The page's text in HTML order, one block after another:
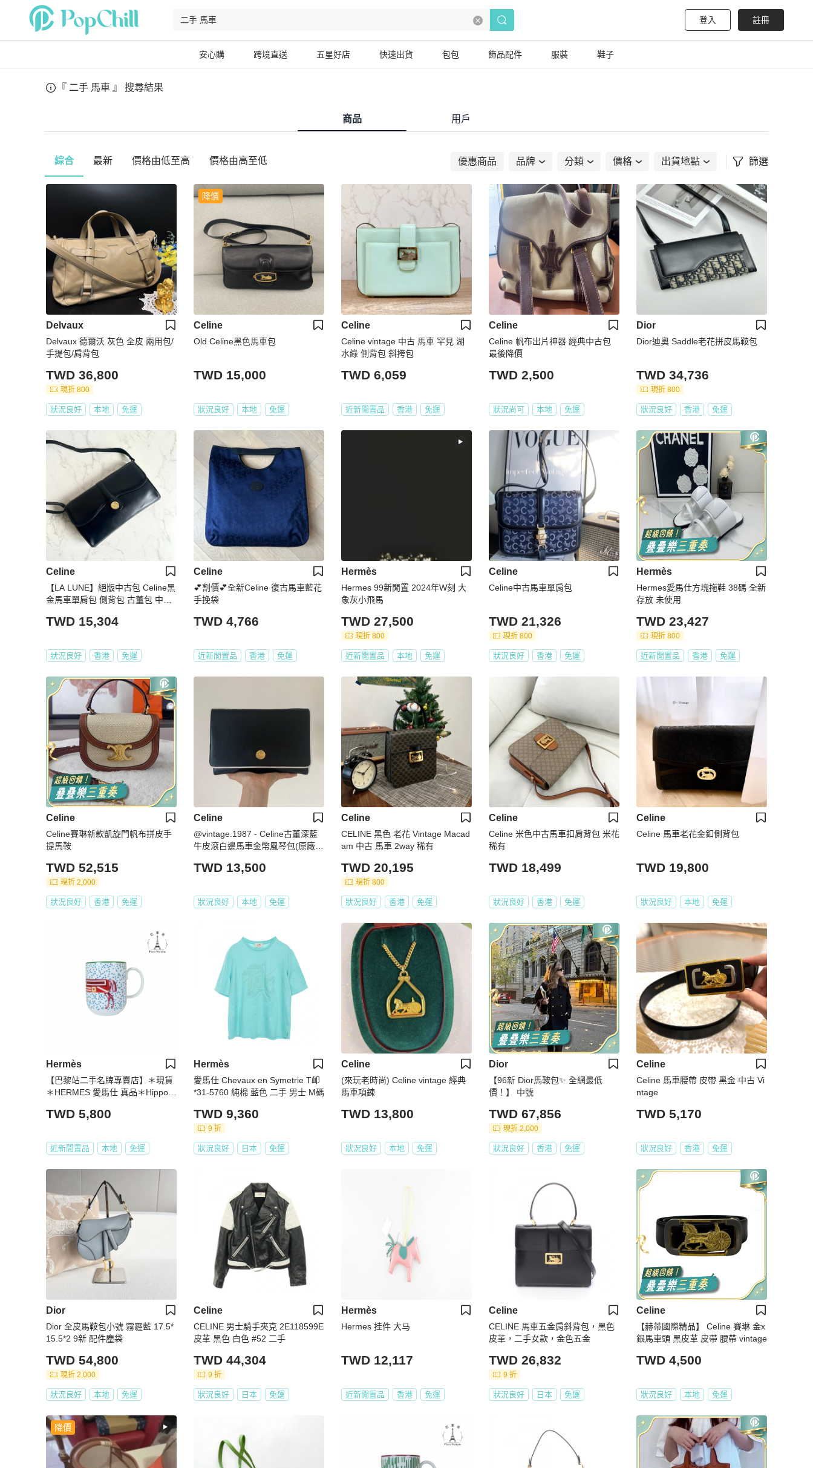
登入 註冊
安心購 跨境直送 五星好店 快速出貨 包包 飾品配件 服裝 鞋子
『 二手 馬車 』 搜尋結果
商品 用戶
綜合 最新 價格由低至高 價格由高至低 優惠商品 品牌 分類 價格 出貨地點 篩選
Delvaux
Delvaux 德爾沃 灰色 全皮 兩用包/
手提包/肩背包
TWD 36,800
現折 800
狀況良好 本地 免運
降價
Celine
Old Celine黑色馬車包
TWD 15,000
狀況良好 本地 免運
Celine
Celine vintage 中古 馬車 罕見 湖
水綠 側背包 斜挎包
TWD 6,059
近新閒置品 香港 免運
Celine
Celine 帆布出片神器 經典中古包
最後降價
TWD 2,500
狀況尚可 本地 免運
Dior
Dior迪奧 Saddle老花拼皮馬鞍包
TWD 34,736
現折 800
狀況良好 香港 免運
Celine
【LA LUNE】絕版中古包 Celine黑
金馬車單肩包 側背包 古董包 中古
TWD 15,304
狀況良好 香港 免運
Celine
💕割價💕全新Celine 復古馬車藍花
手挽袋
TWD 4,766
近新閒置品 香港 免運
Hermès
Hermes 99新閒置 2024年W刻 大
象灰小飛馬
TWD 27,500
現折 800
近新閒置品 本地 免運
Celine
Celine中古馬車單肩包
TWD 21,326
現折 800
狀況良好 香港 免運
Hermès
Hermes愛馬仕方塊拖鞋 38碼 全新
存放 未使用
TWD 23,427
現折 800
近新閒置品 香港 免運
Celine
Celine賽琳新款凱旋門帆布拼皮手
提馬鞍
TWD 52,515
現折 2,000
狀況良好 香港 免運
Celine
@vintage.1987 - Celine古董深藍
牛皮滾白邊馬車金幣風琴包(原廠塵
TWD 13,500
狀況良好 本地 免運
Celine
CELINE 黑色 老花 Vintage Macad
am 中古 馬車 2way 稀有
TWD 20,195
現折 800
狀況良好 香港 免運
Celine
Celine 米色中古馬車扣肩背包 米花
稀有
TWD 18,499
狀況良好 香港 免運
Celine
Celine 馬車老花金釦側背包
TWD 19,800
狀況良好 本地 免運
Hermès
【巴黎站二手名牌專賣店】＊現貨
＊HERMES 愛馬仕 真品＊Hippom
陶瓷咖啡杯
TWD 5,800
近新閒置品 本地 免運
Hermès
愛馬仕 Chevaux en Symetrie T卹
*31-5760 純棉 藍色 二手 男士 M碼
TWD 9,360
9 折
狀況良好 日本 免運
Celine
(來玩老時尚) Celine vintage 經典
馬車項鍊
TWD 13,800
狀況良好 本地 免運
Dior
【96新 Dior馬鞍包✨ 全網最低
價！】 中號
TWD 67,856
現折 2,000
狀況良好 香港 免運
Celine
Celine 馬車腰帶 皮帶 黑金 中古 Vi
ntage
TWD 5,170
狀況良好 香港 免運
Dior
Dior 全皮馬鞍包小號 霧霾藍 17.5*
15.5*2 9新 配件塵袋
TWD 54,800
現折 2,000
狀況良好 本地 免運
Celine
CELINE 男士騎手夾克 2E118599E
皮革 黑色 白色 #52 二手
TWD 44,304
9 折
狀況良好 日本 免運
Hermès
Hermes 挂件 大马
TWD 12,117
近新閒置品 香港 免運
Celine
CELINE 馬車五金肩斜背包，黑色
皮革，二手女款，金色五金
TWD 26,832
9 折
狀況良好 日本 免運
Celine
【赫蒂國際精品】 Celine 賽琳 金x
銀馬車頭 黑皮革 皮帶 腰帶 vintage
TWD 4,500
狀況良好 本地 免運
降價